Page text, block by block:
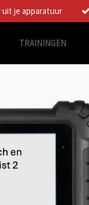
uit je apparatuur
TRAININGEN